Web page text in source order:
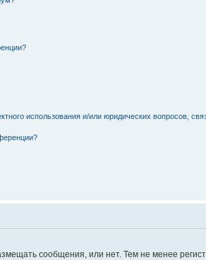
использования и/или юридических вопросов,
сообщения, или нет. Тем не менее